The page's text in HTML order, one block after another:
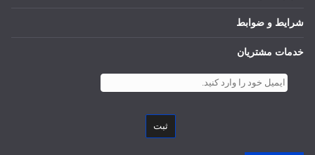
شرایط و ضوابط
خدمات مشتریان
ثبت